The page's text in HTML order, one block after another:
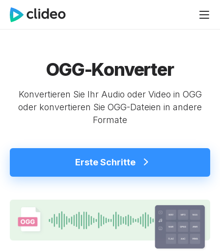
OGG-Konverter
Konvertieren Sie Ihr Audio oder Video in OGG
oder konvertieren Sie OGG-Dateien in andere
Formate
Erste Schritte